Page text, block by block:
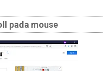
pada mouse